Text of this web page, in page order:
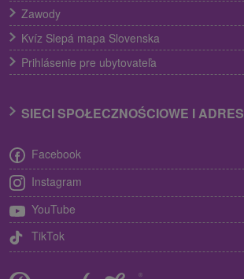
Zawody
Kvíz Slepá mapa Slovenska
Prihlásenie pre ubytovateľa
SIECI SPOŁECZNOŚCIOWE I ADRES
Facebook
Instagram
YouTube
TikTok